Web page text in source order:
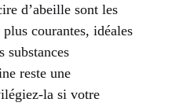
d’abeille sont les
courantes, idéales
substances
reste une
la si votre